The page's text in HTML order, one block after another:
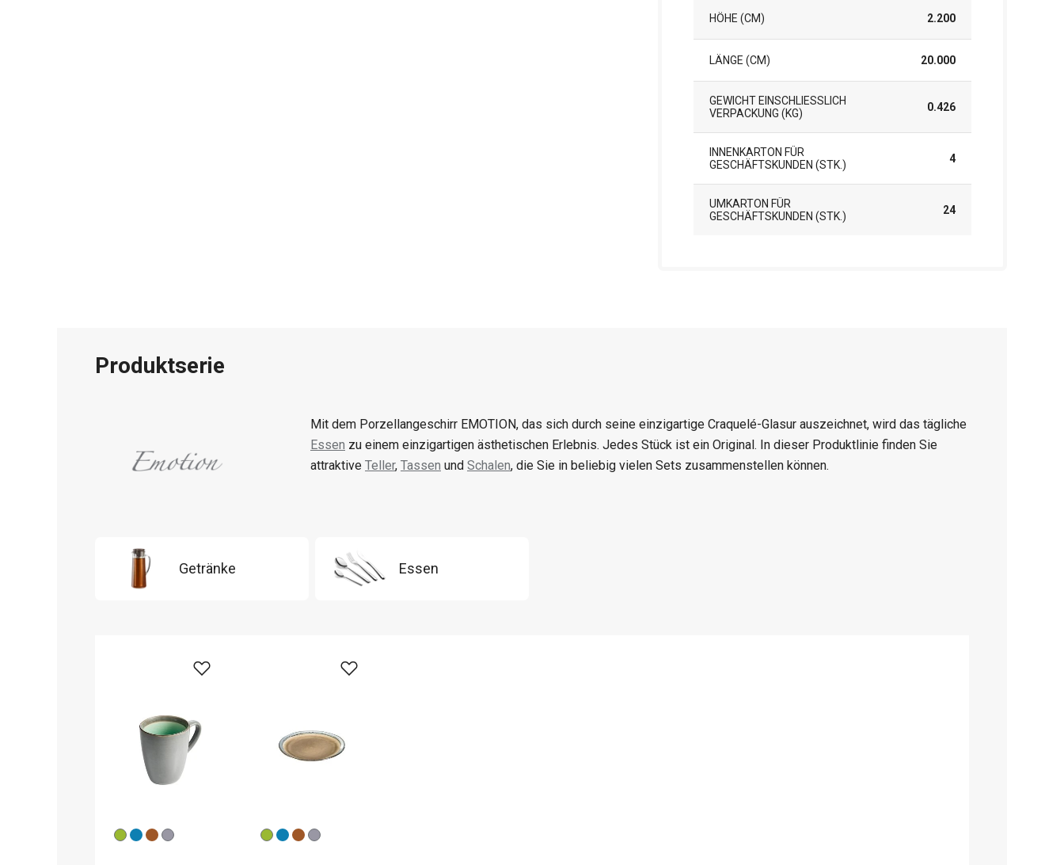
HÖHE (CM) 2.200
LÄNGE (CM) 20.000
GEWICHT EINSCHLIESSLICH V
ERPACKUNG (KG)
0.426
INNENKARTON FÜR
GESCHÄFTSKUNDEN (STK.)
4
UMKARTON FÜR
GESCHÄFTSKUNDEN (STK.)
24
Produktserie
Mit dem Porzellangeschirr EMOTION, das sich durch seine einzigartige Craquelé-Glasur auszeichnet, wird das tägliche
Essen zu einem einzigartigen ästhetischen Erlebnis. Jedes Stück ist ein Original. In dieser Produktlinie finden Sie
attraktive Teller, Tassen und Schalen, die Sie in beliebig vielen Sets zusammenstellen können.
Getränke Essen